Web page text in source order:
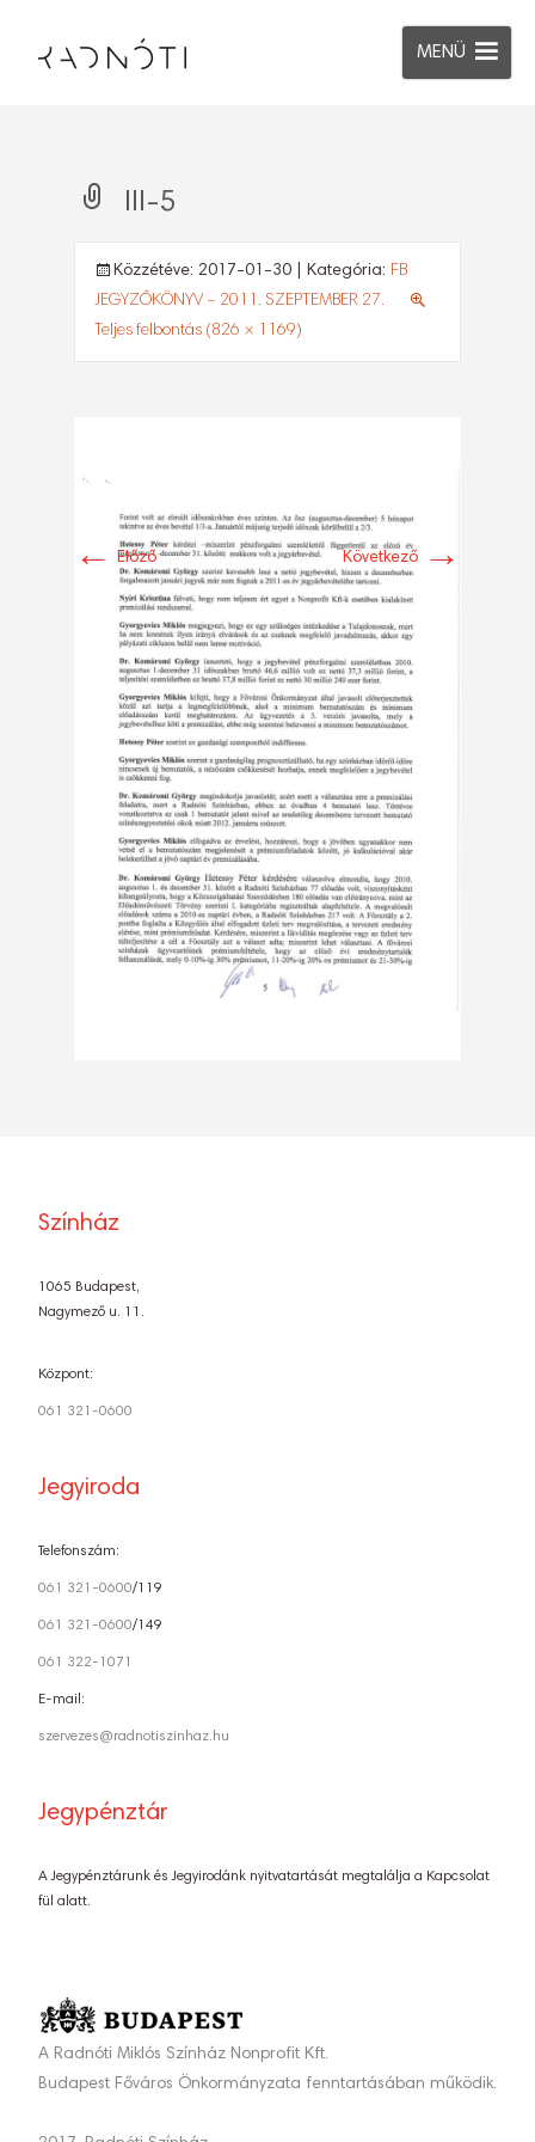
MENÜ
III-5
Közzétéve: 2017-01-30 | Kategória: FB
JEGYZŐKÖNYV – 2011. SZEPTEMBER 27.
Teljes felbontás (826 × 1169)
← Előző Következő →
Színház
1065 Budapest,
Nagymező u. 11.
Központ:
061 321-0600
Jegyiroda
Telefonszám:
061 321-0600/119
061 321-0600/149
061 322-1071
E-mail:
szervezes@radnotiszinhaz.hu
Jegypénztár
A Jegypénztárunk és Jegyirodánk nyitvatartását megtalálja a Kapcsolat
fül alatt.
A Radnóti Miklós Színház Nonprofit Kft.
Budapest Főváros Önkormányzata fenntartásában működik.